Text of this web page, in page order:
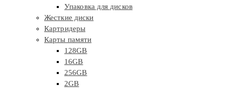
Упаковка для дисков
Жесткие диски
Картридеры
Карты памяти
128GB
16GB
256GB
2GB